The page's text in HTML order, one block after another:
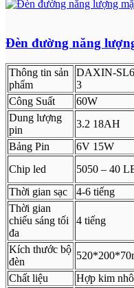
Đèn đường năng
Thông tin sản
phẩm
DAXIN-
3
Công Suất
60W
Dung lượng
pin
3.2 18AH
Bảng Pin
6V 15W
Chip led
5050 – 40
Thời gian sạc
4-6 tiếng
Thời gian
chiếu sáng tối
đa
4 tiếng
Kích thước bộ
đèn
Chất liệu
Hợp kim